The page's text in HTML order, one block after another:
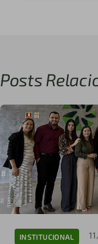
Posts
INSTITUCIONAL